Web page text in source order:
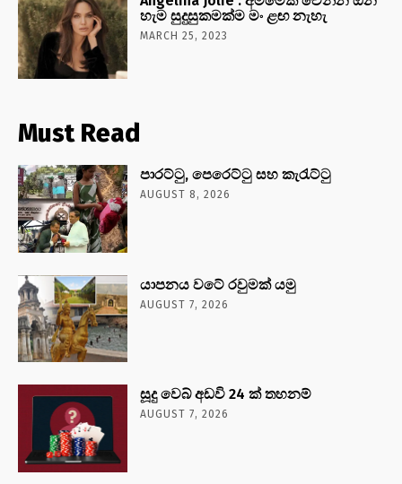
හැම සුදුසුකමක්ම මං ළඟ නැහැ
MARCH 25, 2023
Must Read
පාරට්ටු, පෙරෙට්ටු සහ කැරැට්ටු
AUGUST 8, 2026
යාපනය වටේ රවුමක් යමු
AUGUST 7, 2026
සූදු වෙබ් අඩවි 24 ක් තහනම්
AUGUST 7, 2026